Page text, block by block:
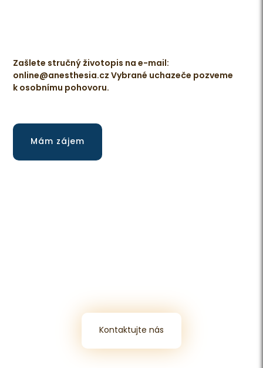
Zašlete stručný životopis na e-mail:
online@anesthesia.cz Vybrané uchazeče pozveme
k osobnímu pohovoru.
Mám zájem
Kontaktujte nás